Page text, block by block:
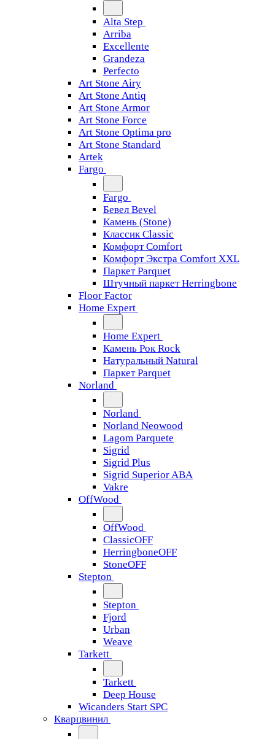
Alta Step
Arriba
Excellente
Grandeza
Perfecto
Art Stone Airy
Art Stone Antiq
Art Stone Armor
Art Stone Force
Art Stone Optima pro
Art Stone Standard
Artek
Fargo
Fargo
Бевел Bevel
Камень (Stone)
Классик Classic
Комфорт Comfort
Комфорт Экстра Comfort XXL
Паркет Parquet
Штучный паркет Herringbone
Floor Factor
Home Expert
Home Expert
Камень Рок Rock
Натуральный Natural
Паркет Parquet
Norland
Norland
Norland Neowood
Lagom Parquete
Sigrid
Sigrid Plus
Sigrid Superior ABA
Vakre
OffWood
OffWood
ClassicOFF
HerringboneOFF
StoneOFF
Stepton
Stepton
Fjord
Urban
Weave
Tarkett
Tarkett
Deep House
Wicanders Start SPC
Кварцвинил